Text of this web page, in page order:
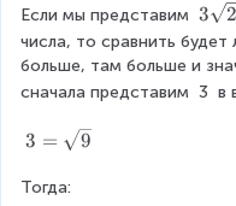
\
g
e
q
)
o
\
q
r
t
{
3
q
t
a
^
{
2
}
Если мы представим 3
\
s
q
3 2
числа, то сравнить будет
больше, там больше и
сначала представим 3 в
3
\
3 = 9
Тогда: